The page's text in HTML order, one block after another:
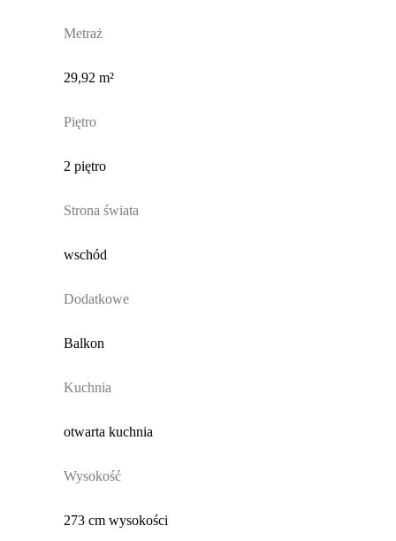
Metraż
29,92 m²
Piętro
2 piętro
Strona świata
wschód
Dodatkowe
Balkon
Kuchnia
otwarta kuchnia
Wysokość
273 cm wysokości